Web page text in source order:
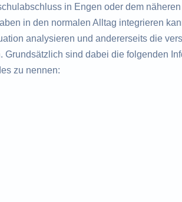
in Engen oder dem
in den normalen Alltag integrieren
analysieren und andererseits die
Grundsätzlich sind dabei die folgenden
zu nennen: